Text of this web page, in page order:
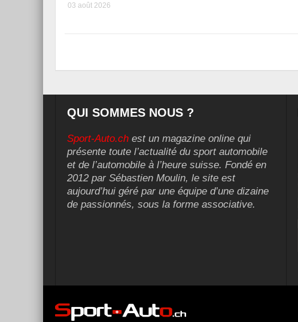
03 août 2026
QUI SOMMES NOUS ?
Sport-Auto.ch est un magazine online qui
présente toute l’actualité du sport automobile
et de l’automobile à l’heure suisse. Fondé en
2012 par Sébastien Moulin, le site est
aujourd’hui géré par une équipe d’une dizaine
de passionnés, sous la forme associative.